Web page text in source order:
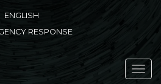
ENGLISH
RESPONSE